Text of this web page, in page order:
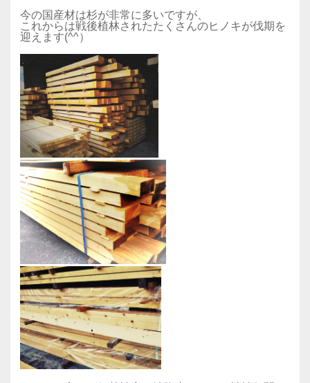
今の国産材は杉が非常に多いですが、
これからは戦後植林されたたくさんのヒノキが伐期を
迎えます(^^）